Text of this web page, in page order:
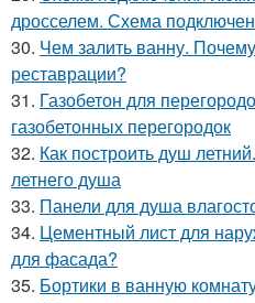
дросселем. Схема
30. Чем залить ванну.
реставрации?
31. Газобетон для
газобетонных перегородок
32. Как построить душ
летнего душа
33. Панели для душа
34. Цементный лист для
для фасада?
35. Бортики в ванную